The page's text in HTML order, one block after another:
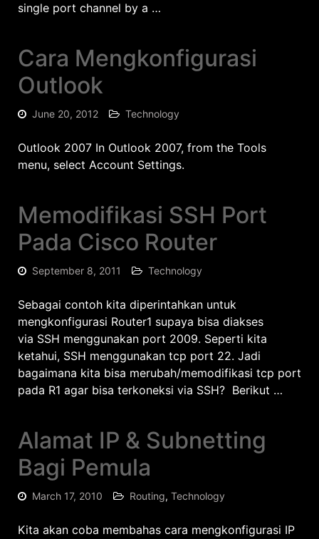
single port channel by a …
Cara Mengkonfigurasi
Outlook
June 20, 2012 Technology
Outlook 2007 In Outlook 2007, from the Tools
menu, select Account Settings.
Memodifikasi SSH Port
Pada Cisco Router
September 8, 2011 Technology
Sebagai contoh kita diperintahkan untuk
mengkonfigurasi Router1 supaya bisa diakses
via SSH menggunakan port 2009. Seperti kita
ketahui, SSH menggunakan tcp port 22. Jadi
bagaimana kita bisa merubah/memodifikasi tcp port
pada R1 agar bisa terkoneksi via SSH? Berikut …
Alamat IP & Subnetting
Bagi Pemula
March 17, 2010 Routing, Technology
Kita akan coba membahas cara mengkonfigurasi IP